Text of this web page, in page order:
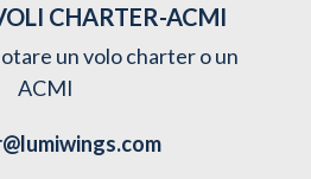
CHARTER-ACMI
un volo charter o un
ACMI